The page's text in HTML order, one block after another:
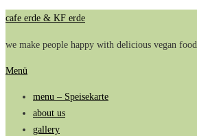
Zum
springen
cafe erde & KF erde
we make people happy with delicious vegan food
Menü
menu – Speisekarte
about us
gallery